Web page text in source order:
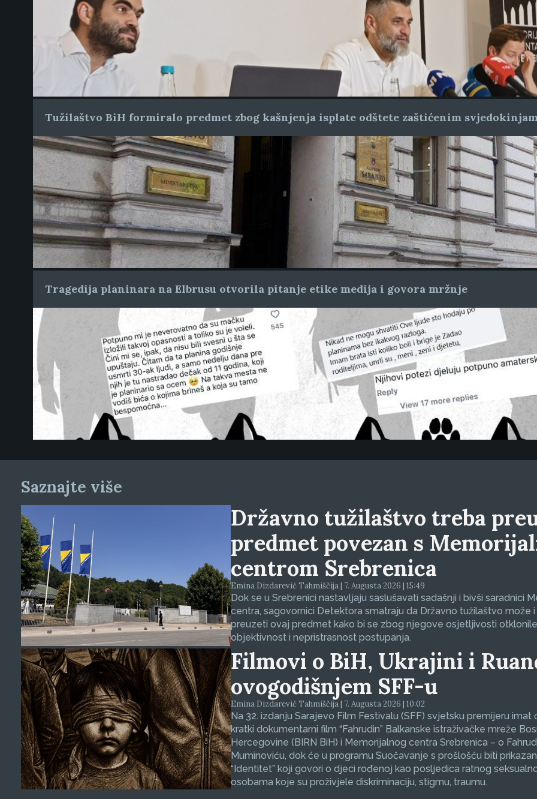
Tužilaštvo BiH formiralo predmet zbog kašnjenja isplate odštete zaštićenim
Tragedija planinara na Elbrusu otvorila pitanje etike medija i govora mržnje
Saznajte više
Državno tužilaštvo treba
predmet povezan s
centrom Srebrenica
Emina Dizdarević Tahmiščija | 7. Augusta 2026 | 15:49
Dok se u Srebrenici nastavljaju saslušavati sadašnji i bivši saradnici
centra, sagovornici Detektora smatraju da Državno tužilaštvo može
preuzeti ovaj predmet kako bi se zbog njegove osjetljivosti
objektivnost i nepristrasnost postupanja.
Filmovi o BiH, Ukrajini i
ovogodišnjem SFF-u
Emina Dizdarević Tahmiščija | 7. Augusta 2026 | 10:02
Na 32. izdanju Sarajevo Film Festivalu (SFF) svjetsku premijeru imat
kratki dokumentarni film “Fahrudin” Balkanske istraživačke mreže
Hercegovine (BIRN BiH) i Memorijalnog centra Srebrenica – o
Muminoviću, dok će u programu Suočavanje s prošlošću biti
“Identitet” koji govori o djeci rođenoj kao posljedica ratnog
osobama koje su proživjele diskriminaciju, stigmu, traumu.